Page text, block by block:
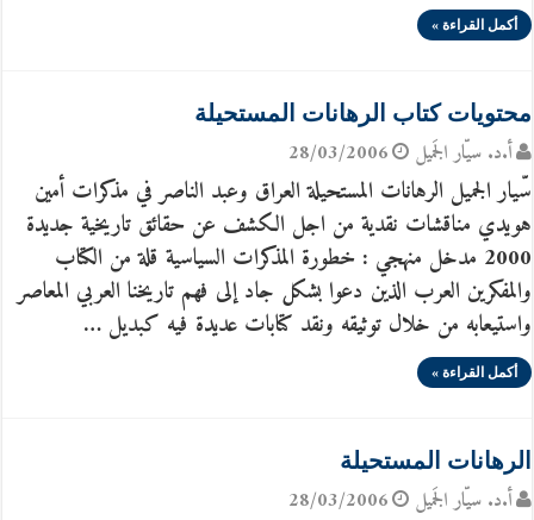
أكمل القراءة »
محتويات كتاب الرهانات المستحيلة
أ.د. سيّار الجَميل 28/03/2006
سّيار الجميل الرهانات المستحيلة العراق وعبد الناصر في مذكرات أمين
هويدي مناقشات نقدية من اجل الكشف عن حقائق تاريخية جديدة
2000 مدخل منهجي : خطورة المذكرات السياسية قلة من الكتاب
والمفكرين العرب الذين دعوا بشكل جاد إلى فهم تاريخنا العربي المعاصر
واستيعابه من خلال توثيقه ونقد كتابات عديدة فيه كبديل …
أكمل القراءة »
الرهانات المستحيلة
أ.د. سيّار الجَميل 28/03/2006